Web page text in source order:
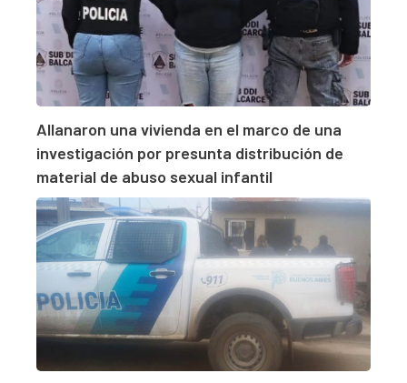
Allanaron una vivienda en el marco de una
investigación por presunta distribución de
material de abuso sexual infantil